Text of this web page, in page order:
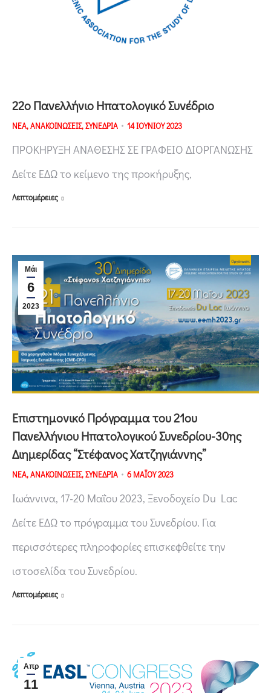
22ο Πανελλήνιο Ηπατολογικό Συνέδριο
ΝΕΑ,ΑΝΑΚΟΙΝΩΣΕΙΣ,ΣΥΝΕΔΡΙΑ 14 ΙΟΥΝΙΟΥ 2023
ΠΡΟΚΗΡΥΞΗ ΑΝΑΘΕΣΗΣ ΣΕ ΓΡΑΦΕΙΟ ΔΙΟΡΓΑΝΩΣΗΣ
Δείτε ΕΔΩ το κείμενο της προκήρυξης,
Λεπτομέρειες
Μάι
6
2023
Επιστημονικό Πρόγραμμα του 21ου
Πανελλήνιου Ηπατολογικού Συνεδρίου-30ης
Διημερίδας “Στέφανος Χατζηγιάννης”
ΝΕΑ,ΑΝΑΚΟΙΝΩΣΕΙΣ,ΣΥΝΕΔΡΙΑ 6 ΜΑΪΟΥ 2023
Ιωάννινα, 17-20 Μαΐου 2023, Ξενοδοχείο Du Lac
Δείτε ΕΔΩ το πρόγραμμα του Συνεδρίου. Για
περισσότερες πληροφορίες επισκεφθείτε την
ιστοσελίδα του Συνεδρίου.
Λεπτομέρειες
Απρ
11